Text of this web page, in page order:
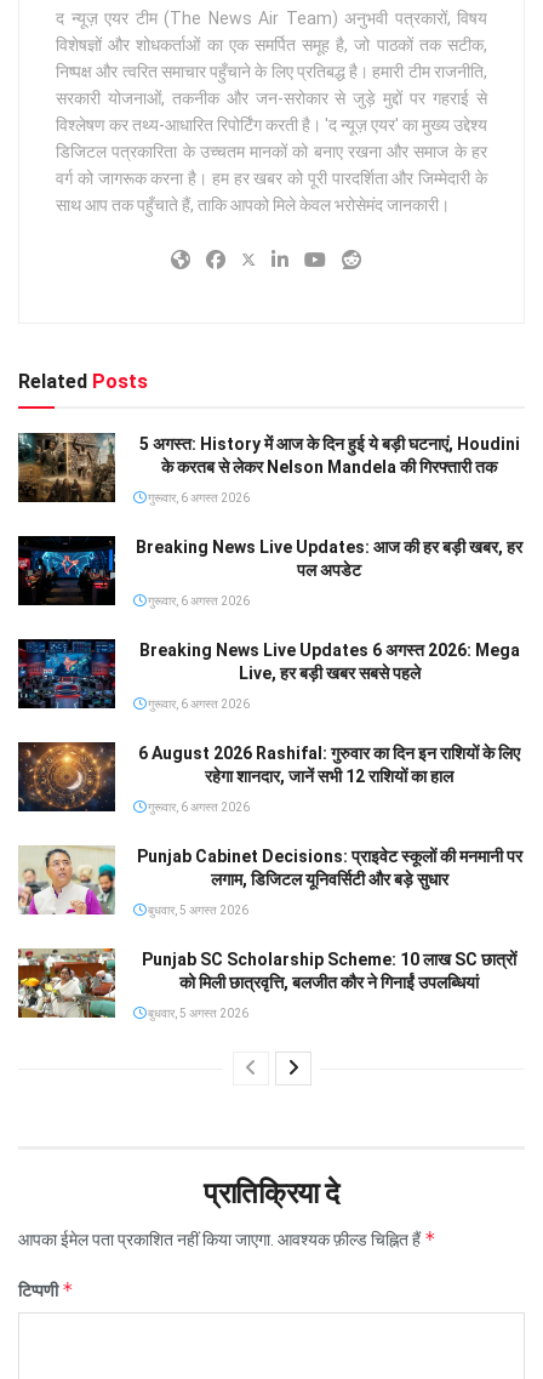
द न्यूज़ एयर टीम (The News Air Team) अनुभवी पत्रकारों, विषय
विशेषज्ञों और शोधकर्ताओं का एक समर्पित समूह है, जो पाठकों तक सटीक,
निष्पक्ष और त्वरित समाचार पहुँचाने के लिए प्रतिबद्ध है। हमारी टीम राजनीति,
सरकारी योजनाओं, तकनीक और जन-सरोकार से जुड़े मुद्दों पर गहराई से
विश्लेषण कर तथ्य-आधारित रिपोर्टिंग करती है। 'द न्यूज़ एयर' का मुख्य उद्देश्य
डिजिटल पत्रकारिता के उच्चतम मानकों को बनाए रखना और समाज के हर
वर्ग को जागरूक करना है। हम हर खबर को पूरी पारदर्शिता और जिम्मेदारी के
साथ आप तक पहुँचाते हैं, ताकि आपको मिले केवल भरोसेमंद जानकारी।
Related Posts
5 अगस्त: History में आज के दिन हुई ये बड़ी घटनाएं, Houdini
के करतब से लेकर Nelson Mandela की गिरफ्तारी तक
गुरूवार, 6 अगस्त 2026
Breaking News Live Updates: आज की हर बड़ी खबर, हर
पल अपडेट
गुरूवार, 6 अगस्त 2026
Breaking News Live Updates 6 अगस्त 2026: Mega
Live, हर बड़ी खबर सबसे पहले
गुरूवार, 6 अगस्त 2026
6 August 2026 Rashifal: गुरुवार का दिन इन राशियों के लिए
रहेगा शानदार, जानें सभी 12 राशियों का हाल
गुरूवार, 6 अगस्त 2026
Punjab Cabinet Decisions: प्राइवेट स्कूलों की मनमानी पर
लगाम, डिजिटल यूनिवर्सिटी और बड़े सुधार
बुधवार, 5 अगस्त 2026
Punjab SC Scholarship Scheme: 10 लाख SC छात्रों
को मिली छात्रवृत्ति, बलजीत कौर ने गिनाईं उपलब्धियां
बुधवार, 5 अगस्त 2026
प्रातिक्रिया दे
आपका ईमेल पता प्रकाशित नहीं किया जाएगा. आवश्यक फ़ील्ड चिह्नित हैं*
टिप्पणी*